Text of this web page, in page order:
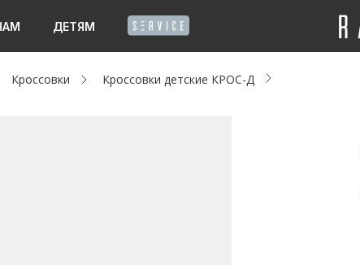
ДЕТЯМ
Кроссовки Кроссовки детские КРОС-Д